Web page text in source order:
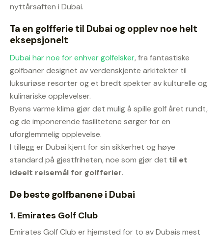
nyttårsaften i Dubai.
Ta en golfferie til Dubai og opplev noe helt
eksepsjonelt
Dubai har noe for enhver golfelsker, fra fantastiske
golfbaner designet av verdenskjente arkitekter til
luksuriøse resorter og et bredt spekter av kulturelle og
kulinariske opplevelser.
Byens varme klima gjør det mulig å spille golf året rundt,
og de imponerende fasilitetene sørger for en
uforglemmelig opplevelse.
I tillegg er Dubai kjent for sin sikkerhet og høye
standard på gjestfriheten, noe som gjør det til et
ideelt reisemål for golfferier.
De beste golfbanene i Dubai
1. Emirates Golf Club
Emirates Golf Club er hjemsted for to av Dubais mest